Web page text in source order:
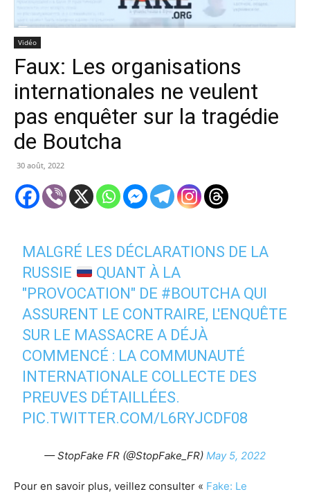
Vidéo
Faux: Les organisations
internationales ne veulent
pas enquêter sur la tragédie
de Boutcha
30 août, 2022
MALGRÉ LES DÉCLARATIONS DE LA
RUSSIE
QUANT À LA
"PROVOCATION" DE #BOUTCHA QUI
ASSURENT LE CONTRAIRE, L'ENQUÊTE
SUR LE MASSACRE A DÉJÀ
COMMENCÉ : LA COMMUNAUTÉ
INTERNATIONALE COLLECTE DES
PREUVES DÉTAILLÉES.
PIC.TWITTER.COM/L6RYJCDF08
— StopFake FR (@StopFake_FR) May 5, 2022
Pour en savoir plus, veillez consulter « Fake: Le